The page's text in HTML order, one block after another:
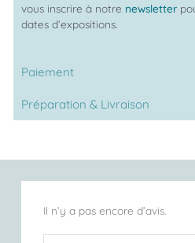
vous inscrire à notre newsletter
dates d’expositions.
Paiement
Préparation & Livraison
Il n’y a pas encore d’avis.